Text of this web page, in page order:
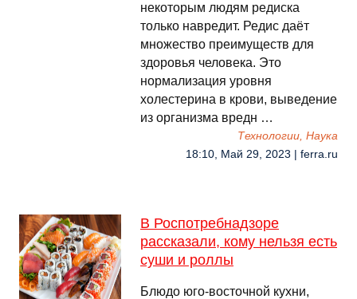
некоторым людям редиска
только навредит. Редис даёт
множество преимуществ для
здоровья человека. Это
нормализация уровня
холестерина в крови, выведение
из организма вредн …
Технологии, Наука
18:10, Май 29, 2023 | ferra.ru
В Роспотребнадзоре
рассказали, кому нельзя есть
суши и роллы
Блюдо юго-восточной кухни,